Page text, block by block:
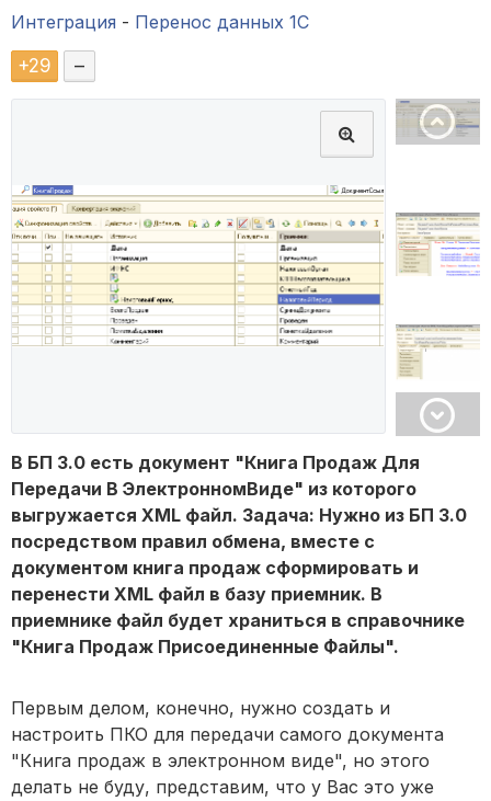
Интеграция - Перенос данных 1C
+29 –
В БП 3.0 есть документ "Книга Продаж Для
Передачи В ЭлектронномВиде" из которого
выгружается XML файл. Задача: Нужно из БП 3.0
посредством правил обмена, вместе с
документом книга продаж сформировать и
перенести XML файл в базу приемник. В
приемнике файл будет храниться в справочнике
"Книга Продаж Присоединенные Файлы".
Первым делом, конечно, нужно создать и
настроить ПКО для передачи самого документа
"Книга продаж в электронном виде", но этого
делать не буду, представим, что у Вас это уже